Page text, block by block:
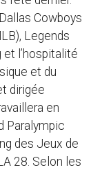
Cowboys
Legends
l’hospitalité
et du
dirigée
en
Paralympic
des Jeux de
28. Selon les